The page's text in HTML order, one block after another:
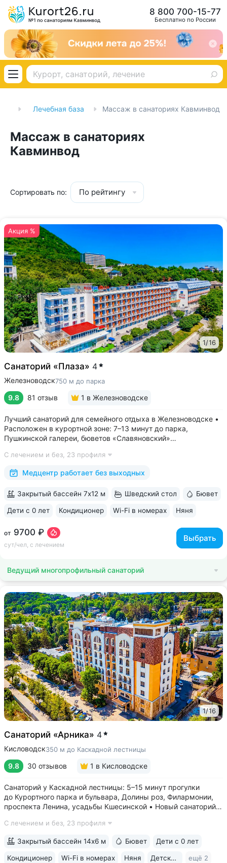
Бесплатно по России
8 800 700-15-77
Лечебная база Массаж в санаториях Кавминвод
Массаж в санаториях
Кавминвод
Сортировать по: По рейтингу
Акция %
1/16
Санаторий «Плаза» 4
Железноводск750 м до парка
9.8 81 отзыв 1 в Железноводске
Лучший санаторий для семейного отдыха в Железноводске •
Расположен в курортной зоне: 7–13 минут до парка,
Пушкинской галереи, бюветов «Славяновский»
«Славяновская» • Все в одном здании: не нужно выходить
на улицу, чтобы получить лечение,...
С лечением и без, 23 профиля
Медцентр работает без выходных
от 9700 ₽
сут/чел, с лечением
Выбрать
Закрытый бассейн 7х12 м Шведский стол Бювет
Дети с 0 лет Кондиционер Wi-Fi в номерах Няня
ещё 6
Ведущий многопрофильный санаторий
1/16
Санаторий «Арника» 4
Кисловодск350 м до Каскадной лестницы
9.8 30 отзывов 1 в Кисловодске
Санаторий у Каскадной лестницы: 5–15 минут прогулки
до Курортного парка и бульвара, Долины роз, Филармонии,
проспекта Ленина, усадьбы Кшесинской • Новый санаторий,
положительные. Многие гости отмечают, что санаторий
С лечением и без, 23 профиля
Закрытый бассейн 14х6 м Бювет Дети с 0 лет
Кондиционер Wi-Fi в номерах Няня Детская комната ещё 2